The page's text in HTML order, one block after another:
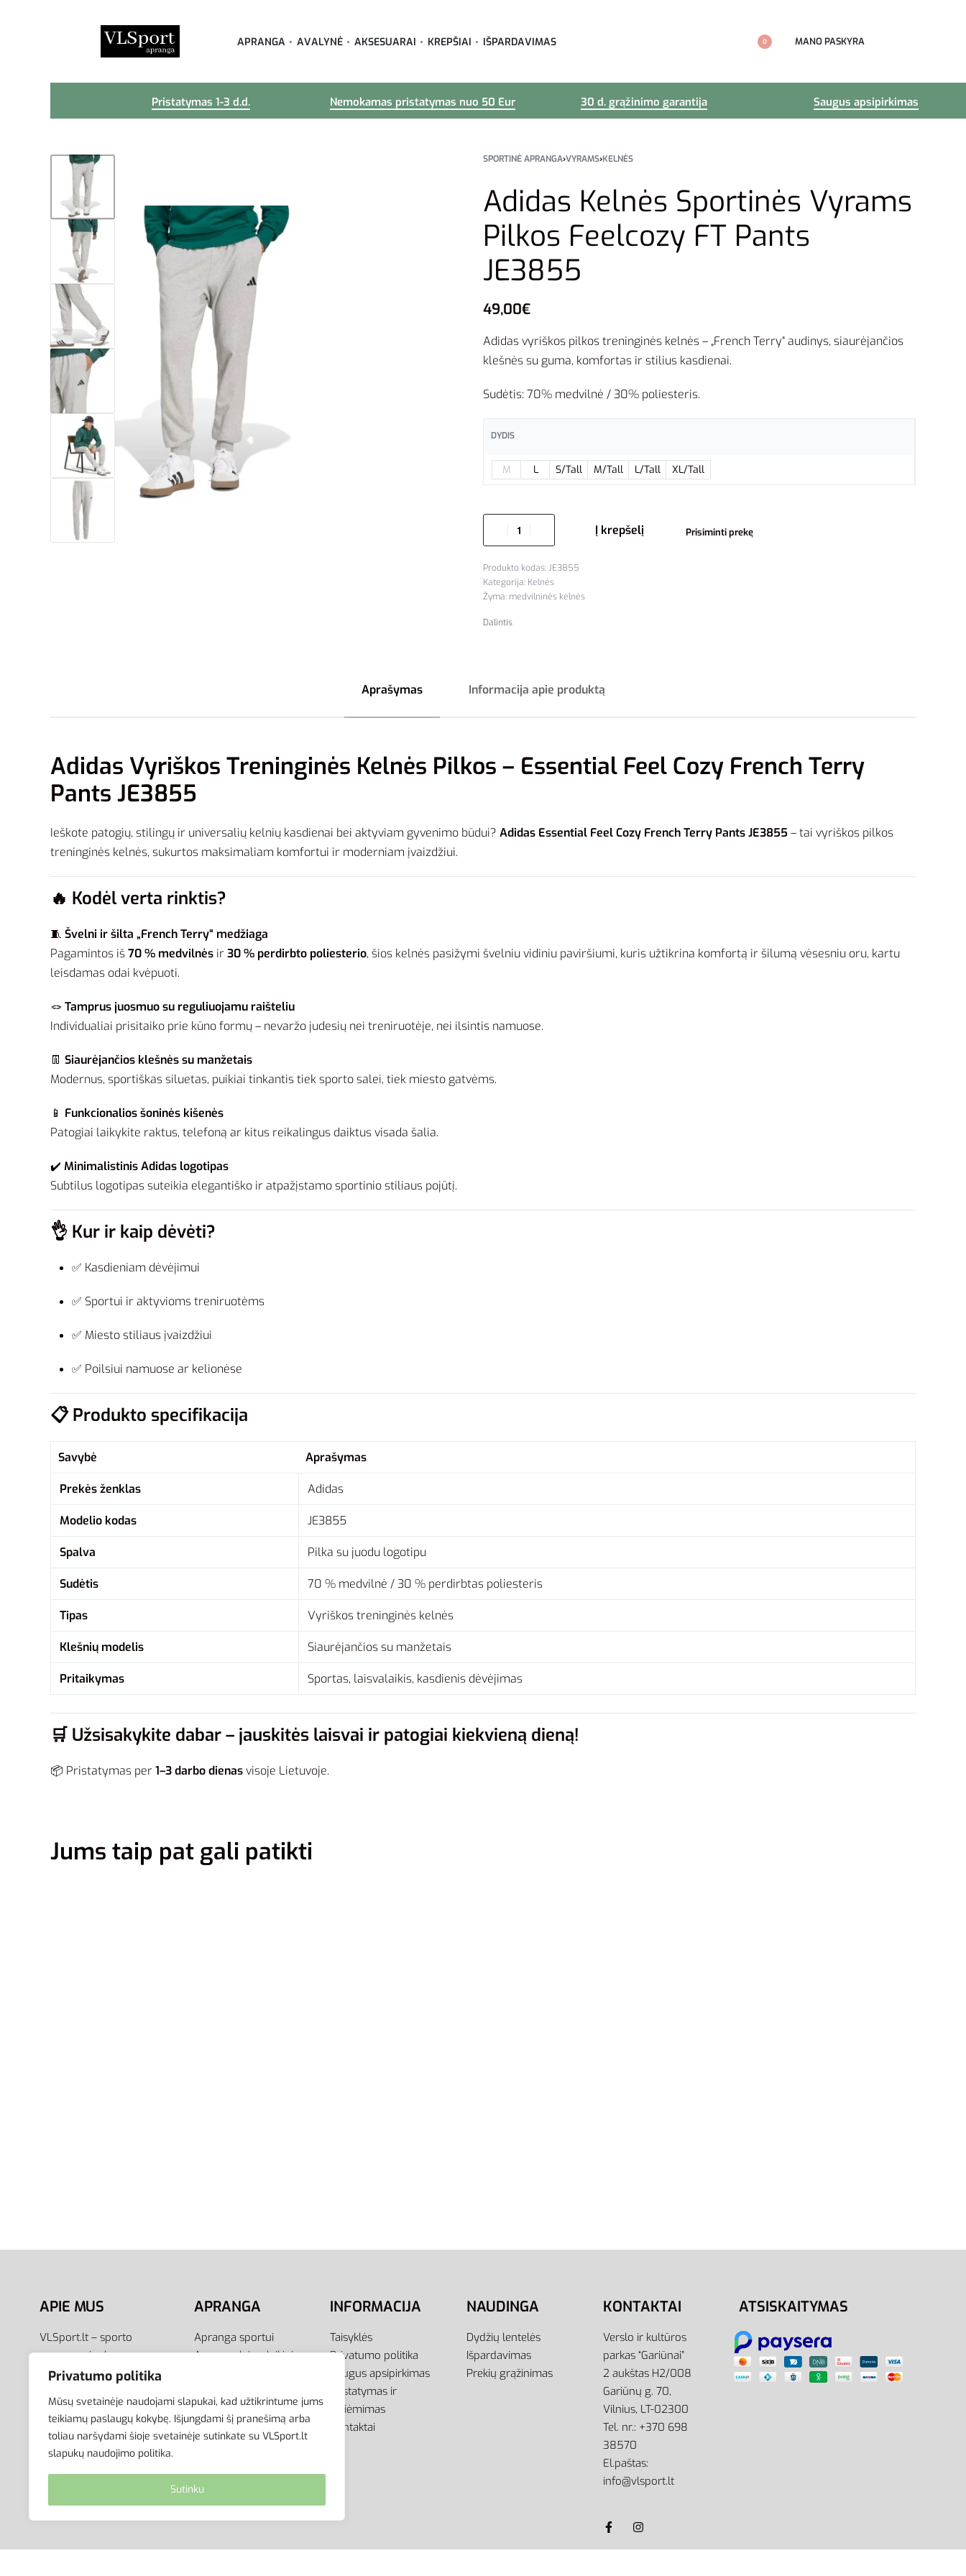
Privatumo politika
Mūsų svetainėje naudojami slapukai, kad užtikrintume jums
teikiamų paslaugų kokybę. Išjungdami šį pranešimą arba
toliau naršydami šioje svetainėje sutinkate su VLSport.lt
slapukų naudojimo politika.
Sutinku
APRANGA AVALYNĖ AKSESUARAI KREPŠIAI IŠPARDAVIMAS 0 MANO PASKYRA
Pristatymas 1-3 d.d. Nemokamas pristatymas nuo 50 Eur 30 d. grąžinimo garantija Saugus apsipirkimas
SPORTINĖ APRANGA›VYRAMS›KELNĖS
Adidas Kelnės Sportinės Vyrams
Pilkos Feelcozy FT Pants
JE3855
49,00€
Adidas vyriškos pilkos treninginės kelnės – „French Terry“ audinys, siaurėjančios
klešnės su guma, komfortas ir stilius kasdienai.
Sudėtis: 70% medvilnė / 30% poliesteris.
DYDIS
M L S/Tall M/Tall L/Tall XL/Tall
Į krepšelį Prisiminti prekę
JE3855
Kategorija: Kelnės
Žyma: medvilninės kelnės
Dalintis
Aprašymas Informacija apie produktą
Adidas Vyriškos Treninginės Kelnės Pilkos – Essential Feel Cozy French Terry
Pants JE3855
Ieškote patogių, stilingų ir universalių kelnių kasdienai bei aktyviam gyvenimo būdui? Adidas Essential Feel Cozy French Terry Pants JE3855 – tai vyriškos pilkos
treninginės kelnės, sukurtos maksimaliam komfortui ir moderniam įvaizdžiui.
🔥 Kodėl verta rinktis?
🧵 Švelni ir šilta „French Terry“ medžiaga
Pagamintos iš70 % medvilnės ir 30 % perdirbto poliesterio, šios kelnės pasižymi švelniu vidiniu paviršiumi, kuris užtikrina komfortą ir šilumą vėsesniu oru, kartu
leisdamas odai kvėpuoti.
🪢Tamprus juosmuo su reguliuojamu raišteliu
Individualiai prisitaiko prie kūno formų – nevaržo judesių nei treniruotėje, nei ilsintis namuose.
👖 Siaurėjančios klešnės su manžetais
Modernus, sportiškas siluetas, puikiai tinkantis tiek sporto salei, tiek miesto gatvėms.
📱 Funkcionalios šoninės kišenės
Patogiai laikykite raktus, telefoną ar kitus reikalingus daiktus visada šalia.
✔️ Minimalistinis Adidas logotipas
Subtilus logotipas suteikia elegantiško ir atpažįstamo sportinio stiliaus pojūtį.
👌 Kur ir kaip dėvėti?
✅ Kasdieniam dėvėjimui
✅ Sportui ir aktyvioms treniruotėms
✅ Miesto stiliaus įvaizdžiui
✅ Poilsiui namuose ar kelionėse
📋Produkto specifikacija
Savybė Aprašymas
Prekės ženklas Adidas
Modelio kodas JE3855
Spalva Pilka su juodu logotipu
Sudėtis 70 % medvilnė / 30 % perdirbtas poliesteris
Tipas Vyriškos treninginės kelnės
Klešnių modelis Siaurėjančios su manžetais
Pritaikymas Sportas, laisvalaikis, kasdienis dėvėjimas
🛒 Užsisakykite dabar – jauskitės laisvai ir patogiai kiekvieną dieną!
📦 Pristatymas per 1–3 darbo dienasvisoje Lietuvoje.
Jums taip pat gali patikti
Į krepšelį
APIE MUS
VLSport.lt – sporto
aprangos ir aksesuarų
el.parduotuvė aktyviam
aprangą visai šeimai –
vyrams, moterims bei
vaikams.
APRANGA
Apranga sportui
Apranga laisvalaikiui
Krepšiai
INFORMACIJA
Taisyklės
Privatumo politika
Saugus apsipirkimas
Pristatymas ir
atsiėmimas
Kontaktai
NAUDINGA
Dydžių lentelės
Išpardavimas
Prekių grąžinimas
KONTAKTAI
Verslo ir kultūros
parkas “Gariūnai”
2 aukštas H2/008
Gariūnų g. 70,
Vilnius, LT-02300
Tel. nr.: +370 698
38570
El.paštas:
info@vlsport.lt
ATSISKAITYMAS